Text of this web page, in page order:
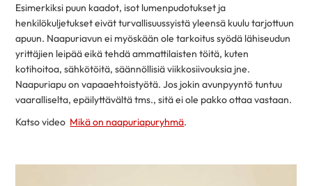
Esimerkiksi puun kaadot, isot lumenpudotukset ja
henkilökuljetukset eivät turvallisuussyistä yleensä kuulu tarjottuun
apuun. Naapuriavun ei myöskään ole tarkoitus syödä lähiseudun
yrittäjien leipää eikä tehdä ammattilaisten töitä, kuten
kotihoitoa, sähkötöitä, säännöllisiä viikkosiivouksia jne.
Naapuriapu on vapaaehtoistyötä. Jos jokin avunpyyntö tuntuu
vaaralliselta, epäilyttävältä tms., sitä ei ole pakko ottaa vastaan.
Katso video Mikä on naapuriapuryhmä.